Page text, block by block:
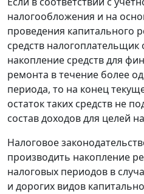
налогообложения и на
проведения капитального
средств налогоплательщик
накопление средств для
ремонта в течение более
периода, то на конец
остаток таких средств не
состав доходов для целей
Налоговое
производить накопление
налоговых периодов в
и дорогих видов